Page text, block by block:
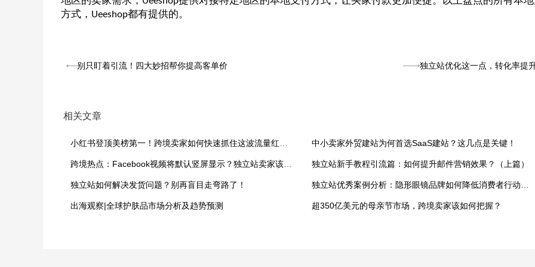
方式， Ueeshop都有提供的。
别只盯着引流！四大妙招帮你提高客单价 独立站优化这一点，转化率提
相关文章
中小卖家外贸建站为何首选SaaS建站？这几点是关键！
独立站新手教程引流篇：如何提升邮件营销效果？（上篇）
独立站如何解决发货问题？别再盲目走弯路了！
出海观察|全球护肤品市场分析及趋势预测 超350亿美元的母亲节市场，跨境卖家该如何把握？